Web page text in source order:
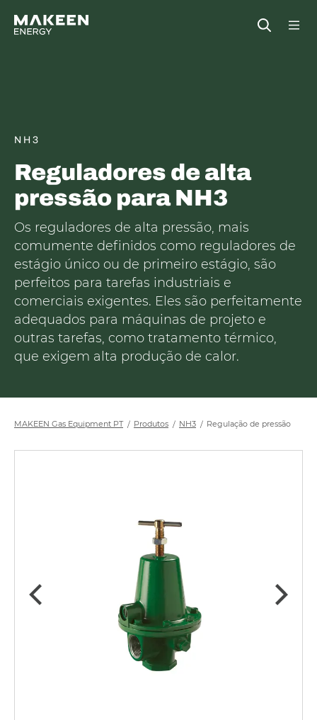
Open
NH3
Reguladores de alta
pressão para NH3
Os reguladores de alta pressão, mais
comumente definidos como reguladores de
estágio único ou de primeiro estágio, são
perfeitos para tarefas industriais e
comerciais exigentes. Eles são perfeitamente
adequados para máquinas de projeto e
outras tarefas, como tratamento térmico,
que exigem alta produção de calor.
MAKEEN Gas Equipment PT Produtos NH3 Regulação de pressão